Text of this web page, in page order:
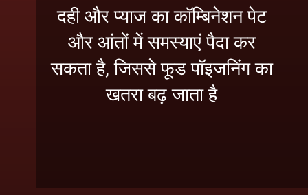
दही और प्याज का कॉम्बिनेशन पेट
और आंतों में समस्याएं पैदा कर
सकता है, जिससे फूड पॉइजनिंग का
खतरा बढ़ जाता है